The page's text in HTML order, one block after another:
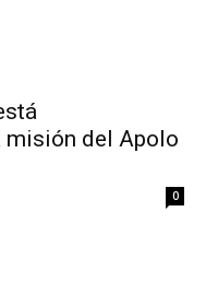
misión del Apolo
0